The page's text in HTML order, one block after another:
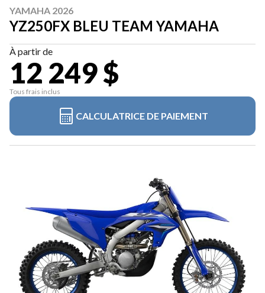
YAMAHA 2026
YZ250FX BLEU TEAM YAMAHA
À partir de
12 249 $
Tous frais inclus
CALCULATRICE DE PAIEMENT